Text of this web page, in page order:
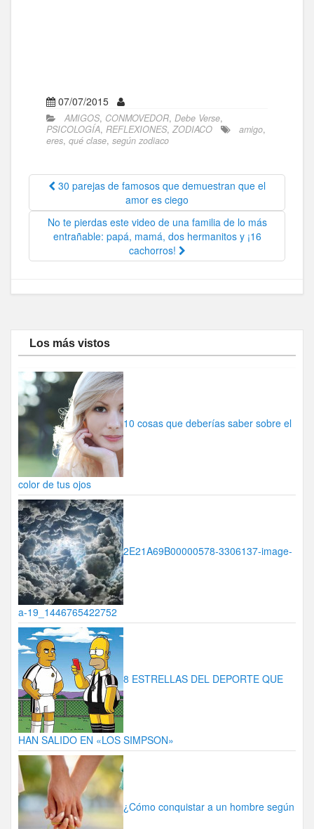
07/07/2015
AMIGOS, CONMOVEDOR, Debe Verse,
PSICOLOGÍA, REFLEXIONES, ZODIACO amigo,
eres, qué clase, según zodiaco
30 parejas de famosos que demuestran que el
amor es ciego
No te pierdas este video de una familia de lo más
entrañable: papá, mamá, dos hermanitos y ¡16
cachorros!
Los más vistos
10 cosas que deberías saber sobre el
color de tus ojos
2E21A69B00000578-3306137-image-
a-19_1446765422752
8 ESTRELLAS DEL DEPORTE QUE
HAN SALIDO EN «LOS SIMPSON»
¿Cómo conquistar a un hombre según